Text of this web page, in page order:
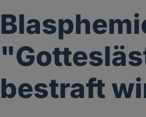
bestraft